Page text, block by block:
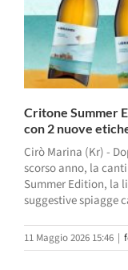
Critone Summer
con 2 nuove
Cirò Marina (Kr) -
scorso anno, la
Summer Edition, la
suggestive spiagge
11 Maggio 2026 15:46 |